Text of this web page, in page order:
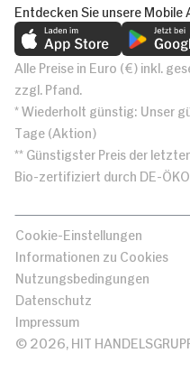
Entdecken Sie unsere Mobile
Alle Preise in Euro (€) inkl.
zzgl. Pfand.
* Wiederholt günstig: Unser
Tage (Aktion)
** Günstigster Preis der
Bio-zertifiziert durch DE-
Cookie-Einstellungen
Informationen zu Cookies
Nutzungsbedingungen
Datenschutz
Impressum
© 2026, HIT